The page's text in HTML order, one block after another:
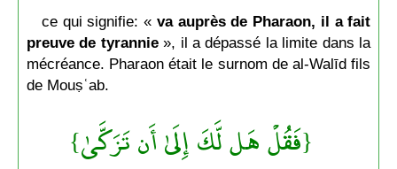
ce qui signifie: « va auprès de Pharaon, il a fait
preuve de tyrannie», il a dépassé la limite dans la
mécréance. Pharaon était le surnom de al-Walīd fils
de Mouṣʿab.
{فَقُلْ هَل لَّكَ إِلَىٰ أَن تَزَكَّىٰ}